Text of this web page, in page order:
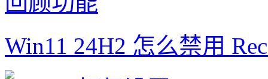
Win11 24H2 怎么禁用